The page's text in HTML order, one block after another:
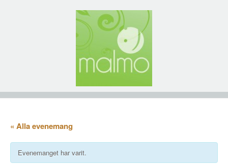
« Alla evenemang
Evenemanget har varit.